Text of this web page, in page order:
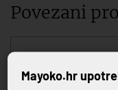
Povezani
Mayoko.hr